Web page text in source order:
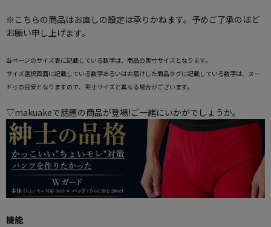
※こちらの商品はお直しの設定は承りかねます。予めご了承のほど
お願い申し上げます。
当ページのサイズ表に記載している数字は、商品の実寸サイズとなります。
サイズ選択画面に記載している数字あるいはお届けした商品タグに記載している数字は、ヌー
ド寸の目安となりますので、実寸サイズと異なる場合がございます。
▽makuakeで話題の商品が登場!ご一緒にいかがでしょうか。
機能